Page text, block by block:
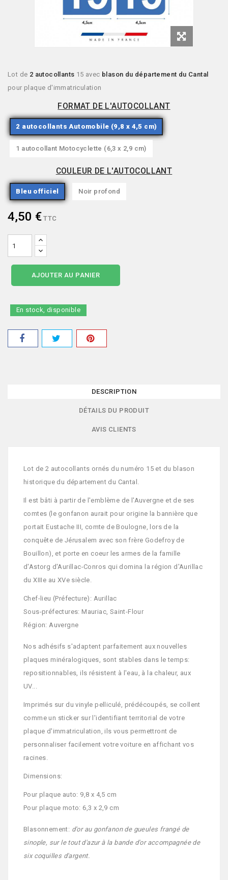
Lot de 2 autocollants 15 avec blason du département du Cantal
pour plaque d'immatriculation
FORMAT DE L'AUTOCOLLANT
2 autocollants Automobile (9,8 x 4,5 cm)
1 autocollant Motocyclette (6,3 x 2,9 cm)
COULEUR DE L'AUTOCOLLANT
Bleu officiel Noir profond
4,50 € TTC
AJOUTER AU PANIER
En stock, disponible
DESCRIPTION
DÉTAILS DU PRODUIT
AVIS CLIENTS
Lot de 2 autocollants ornés du numéro 15 et du blason
historique du département du Cantal.
Il est bâti à partir de l'emblème de l'Auvergne et de ses
comtes (le gonfanon aurait pour origine la bannière que
portait Eustache III, comte de Boulogne, lors de la
conquête de Jérusalem avec son frère Godefroy de
Bouillon), et porte en coeur les armes de la famille
d'Astorg d'Aurillac-Conros qui domina la région d'Aurillac
du XIIIe au XVe siècle.
Chef-lieu (Préfecture): Aurillac
Sous-préfectures: Mauriac, Saint-Flour
Région: Auvergne
Nos adhésifs s'adaptent parfaitement aux nouvelles
plaques minéralogiques, sont stables dans le temps:
repositionnables, ils résistent à l'eau, à la chaleur, aux
UV...
Imprimés sur du vinyle pelliculé, prédécoupés, se collent
comme un sticker sur l'identifiant territorial de votre
plaque d'immatriculation, ils vous permettront de
personnaliser facilement votre voiture en affichant vos
racines.
Dimensions:
Pour plaque auto: 9,8 x 4,5 cm
Pour plaque moto: 6,3 x 2,9 cm
Blasonnement: d'or au gonfanon de gueules frangé de
sinople, sur le tout d'azur à la bande d'or accompagnée de
six coquilles d'argent.